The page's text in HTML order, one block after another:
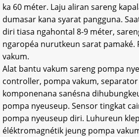
ka 60 méter. Laju aliran sareng
dumasar kana syarat pangguna.
diri tiasa ngahontal 8-9 méter,
ngaropéa nurutkeun sarat
vakum.
Alat bantu vakum sareng pompa
controller, pompa vakum,
komponenana sanésna
pompa nyeuseup. Sensor tingkat
pompa nyeuseup diri. Luhureun
éléktromagnétik jeung pompa